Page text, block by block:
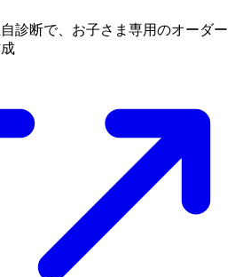
診断で、お子さま専用のオーダー